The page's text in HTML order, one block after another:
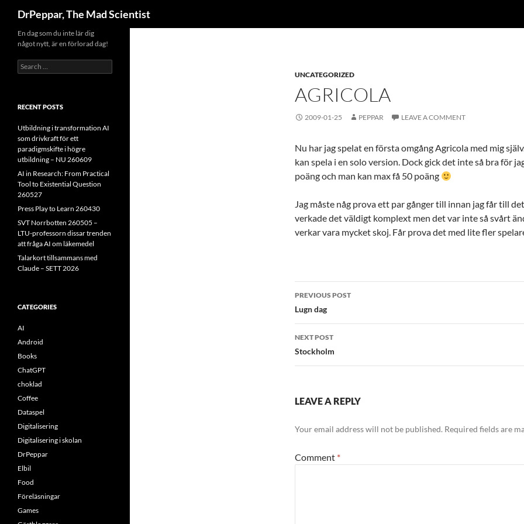
content
DrPeppar, The Mad Scientist
UNCATEGORIZED
AGRICOLA
2009-01-25 PEPPAR LEAVE A COMMENT
Nu har jag spelat en första omgång Agricola med mig
kan spela i en solo version. Dock gick det inte så bra för
poäng och man kan max få 50 poäng
Jag måste någ prova ett par gånger till innan jag får till
verkade det väldigt komplext men det var inte så svårt
verkar vara mycket skoj. Får prova det med lite fler
Post
navigation
PREVIOUS POST
Lugn dag
NEXT POST
Stockholm
LEAVE A REPLY
Your email address will not be published. Required fields are
Comment *
En dag som du inte lär dig
något nytt, är en förlorad dag!
Search
for:
RECENT POSTS
Utbildning i transformation AI
som drivkraft för ett
paradigmskifte i högre
utbildning – NU 260609
AI in Research: From Practical
Tool to Existential Question
260527
Press Play to Learn 260430
SVT Norrbotten 260505 –
LTU-professorn dissar trenden
att fråga AI om läkemedel
Talarkort tillsammans med
Claude – SETT 2026
CATEGORIES
AI
Android
Books
ChatGPT
choklad
Coffee
Dataspel
Digitalisering
Digitalisering i skolan
DrPeppar
Elbil
Food
Föreläsningar
Games